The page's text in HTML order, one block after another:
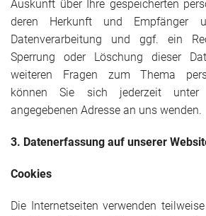
Auskunft über Ihre gespeicherten
deren Herkunft und Empfänger
Datenverarbeitung und ggf. ein
Sperrung oder Löschung dieser
weiteren Fragen zum Thema
können Sie sich jederzeit
angegebenen Adresse an uns wenden.
3. Datenerfassung auf unserer
Cookies
Die Internetseiten verwenden